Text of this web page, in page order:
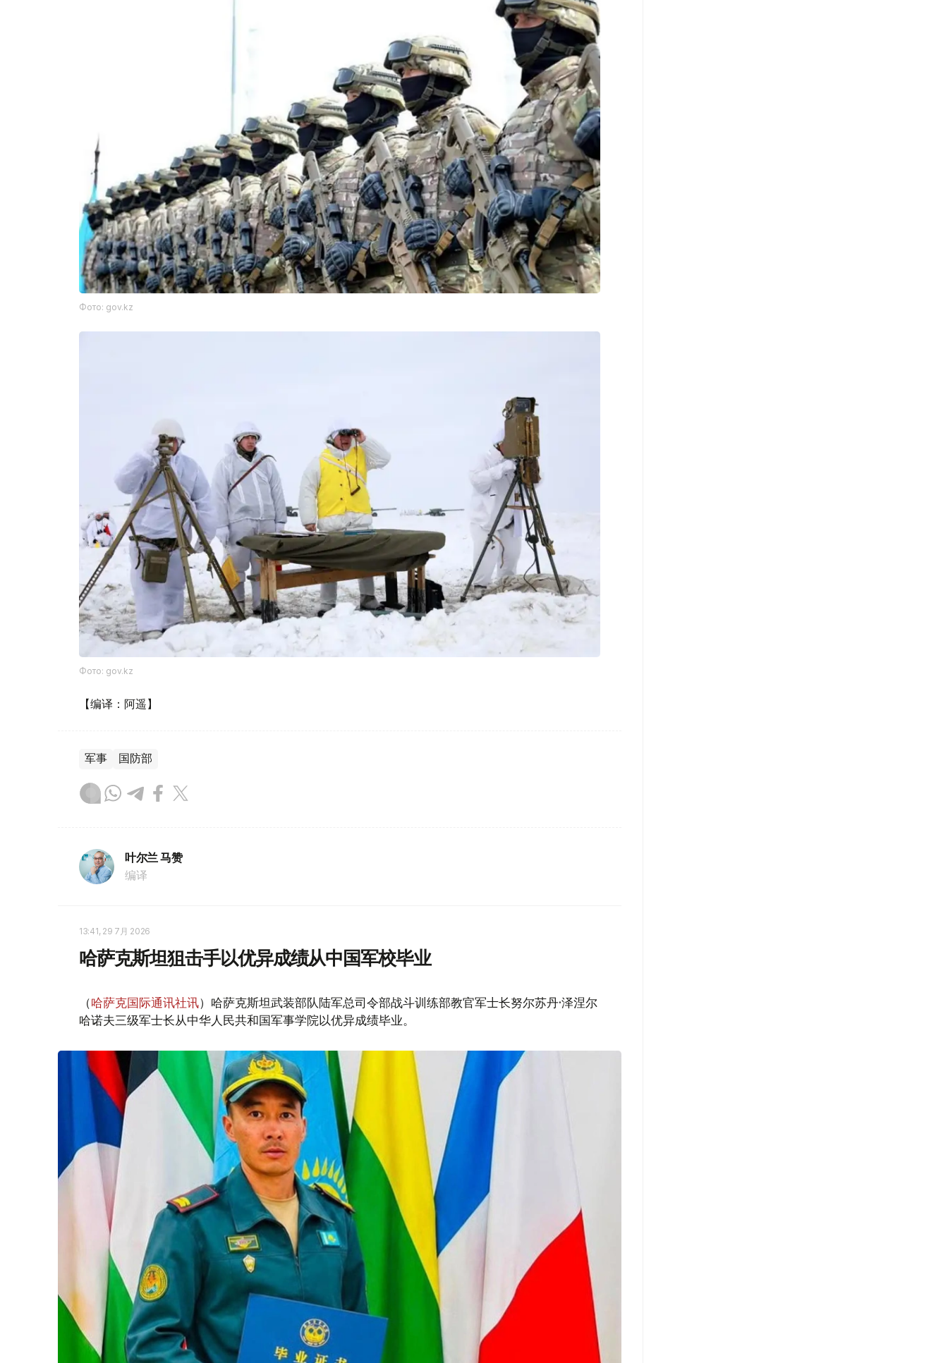
Фото: gov.kz
Фото: gov.kz
【编译：阿遥】
军事 国防部
叶尔兰 马赞
编译
13:41, 29 7月 2026
哈萨克斯坦狙击手以优异成绩从中国军校毕业
（哈萨克国际通讯社讯）哈萨克斯坦武装部队陆军总司令部战斗训练部教官军士长努尔苏丹·泽涅尔
哈诺夫三级军士长从中华人民共和国军事学院以优异成绩毕业。